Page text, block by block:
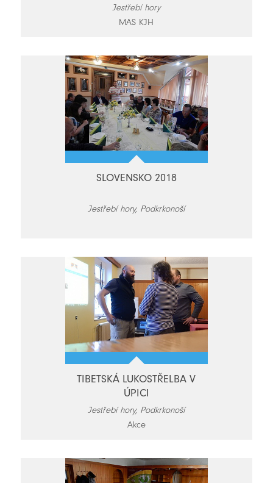
Jestřebí hory
MAS KJH
SLOVENSKO 2018
Jestřebí hory, Podkrkonoší
TIBETSKÁ LUKOSTŘELBA V
ÚPICI
Jestřebí hory, Podkrkonoší
Akce